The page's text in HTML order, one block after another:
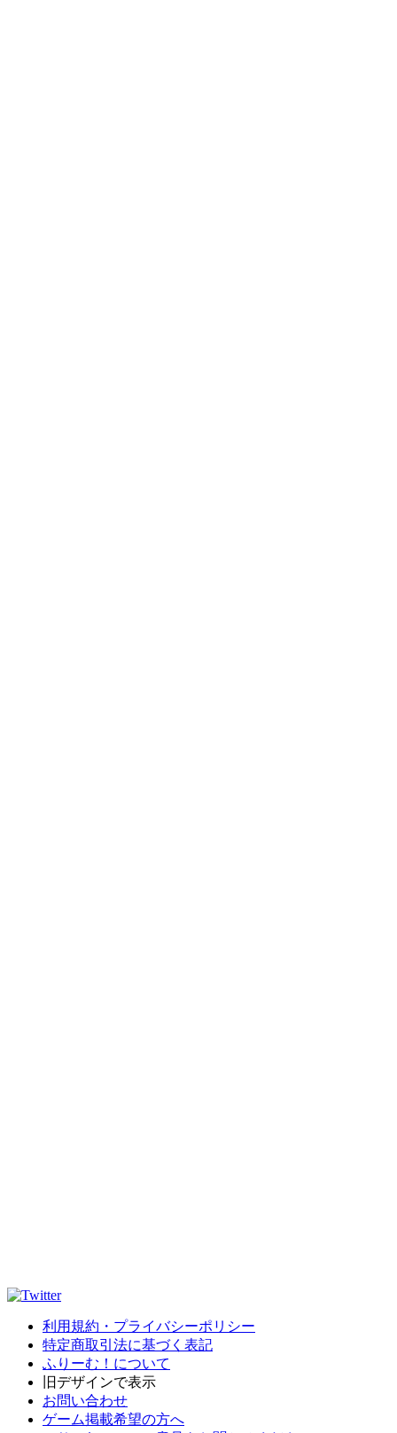
利用規約・プライバシーポリシー
特定商取引法に基づく表記
ふりーむ！について
旧デザインで表示
お問い合わせ
ゲーム掲載希望の方へ